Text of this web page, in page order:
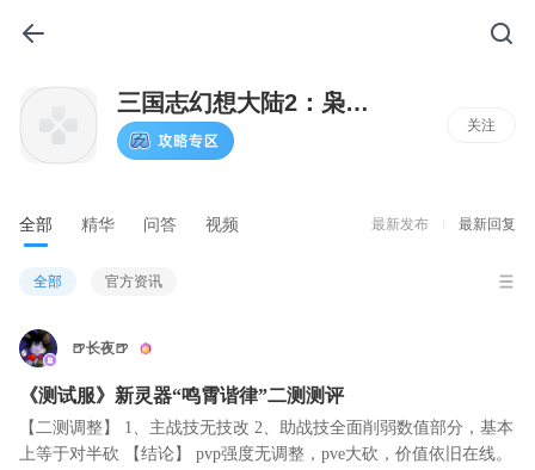
三国志幻想大陆2：枭之歌
关注
全部 精华 问答 视频 最新发布 最新回复
全部 官方资讯
🍺长夜🍺
《测试服》新灵器“鸣霄谐律”二测测评
【二测调整】 1、主战技无技改 2、助战技全面削弱数值部分，基本
上等于对半砍 【结论】 pvp强度无调整，pve大砍，价值依旧在线。